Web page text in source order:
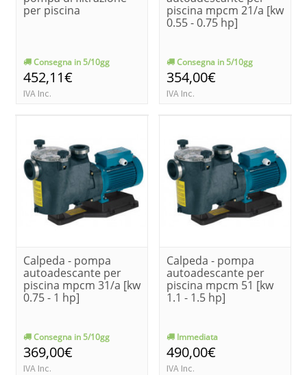
per piscina
Consegna in 5/10gg
452,11€
IVA Inc.
piscina mpcm 21/a [kw
0.55 - 0.75 hp]
Consegna in 5/10gg
354,00€
IVA Inc.
Calpeda - pompa
autoadescante per
piscina mpcm 31/a [kw
0.75 - 1 hp]
Consegna in 5/10gg
369,00€
IVA Inc.
Calpeda - pompa
autoadescante per
piscina mpcm 51 [kw
1.1 - 1.5 hp]
Immediata
490,00€
IVA Inc.